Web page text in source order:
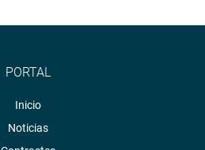
PORTAL
Inicio
Noticias